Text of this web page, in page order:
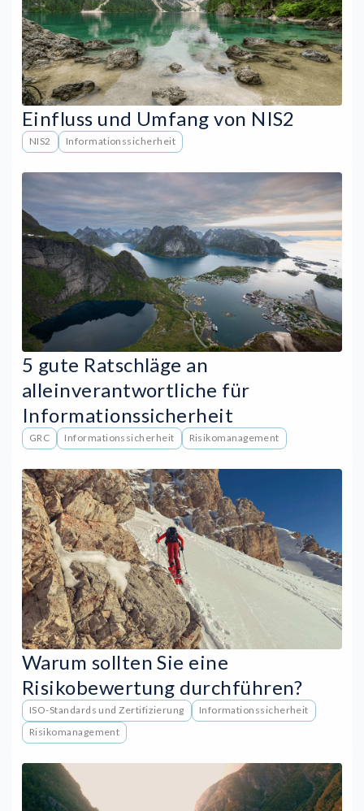
Einfluss und Umfang von NIS2
NIS2 Informationssicherheit
5 gute Ratschläge an
alleinverantwortliche für
Informationssicherheit
GRC Informationssicherheit Risikomanagement
Warum sollten Sie eine
Risikobewertung durchführen?
ISO-Standards und Zertifizierung
Informationssicherheit
Risikomanagement